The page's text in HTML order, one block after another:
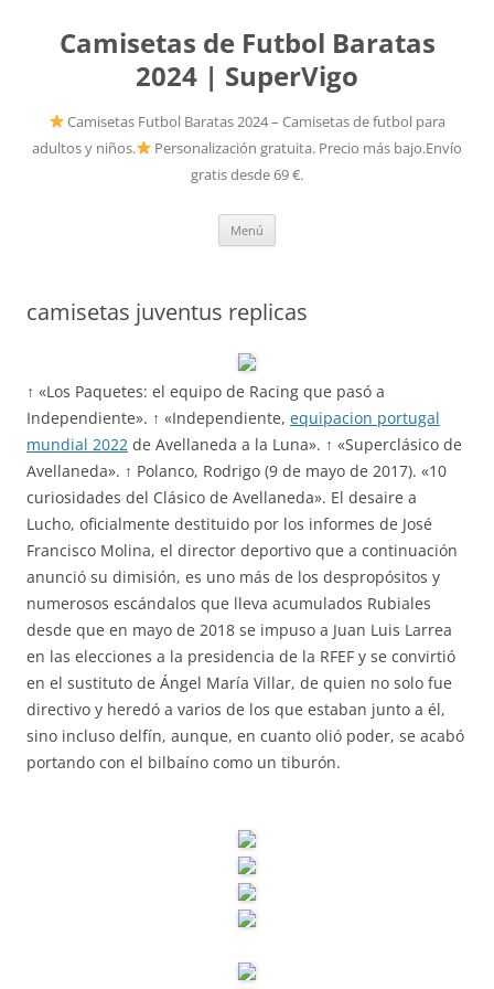
Camisetas de Futbol Baratas
2024 | SuperVigo
Camisetas Futbol Baratas 2024 – Camisetas de futbol para
adultos y niños.
Personalización gratuita. Precio más bajo.Envío
gratis desde 69 €.
Menú
camisetas juventus replicas
↑ «Los Paquetes: el equipo de Racing que pasó a
Independiente». ↑ «Independiente, equipacion portugal
mundial 2022 de Avellaneda a la Luna». ↑ «Superclásico de
Avellaneda». ↑ Polanco, Rodrigo (9 de mayo de 2017). «10
curiosidades del Clásico de Avellaneda». El desaire a
Lucho, oficialmente destituido por los informes de José
Francisco Molina, el director deportivo que a continuación
anunció su dimisión, es uno más de los despropósitos y
numerosos escándalos que lleva acumulados Rubiales
desde que en mayo de 2018 se impuso a Juan Luis Larrea
en las elecciones a la presidencia de la RFEF y se convirtió
en el sustituto de Ángel María Villar, de quien no solo fue
directivo y heredó a varios de los que estaban junto a él,
sino incluso delfín, aunque, en cuanto olió poder, se acabó
portando con el bilbaíno como un tiburón.